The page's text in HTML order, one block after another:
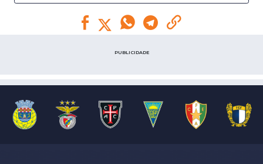
PUBLICIDADE